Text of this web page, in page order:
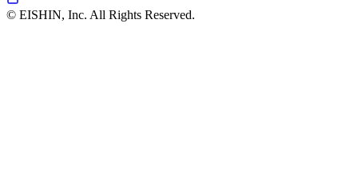
© EISHIN, Inc. All Rights Reserved.